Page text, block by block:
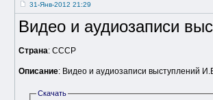
31-Янв-2012 21:29
Видео и аудиозаписи
Страна: СССР
Описание: Видео и аудиозаписи выступлений
Скачать